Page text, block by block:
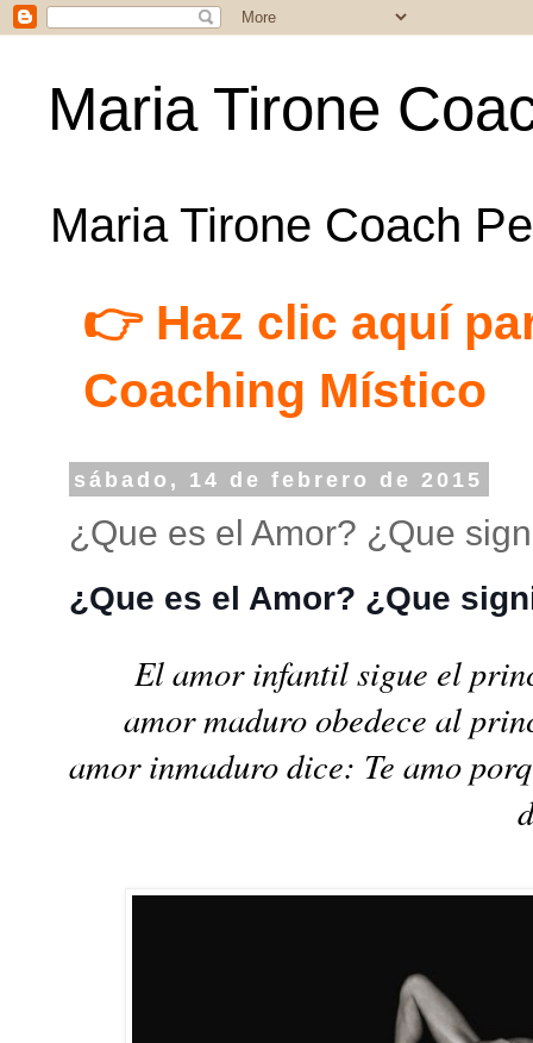
Maria Tirone
Maria Tirone Coach
👉 Haz clic aquí
Coaching Místico
sábado, 14 de febrero de 2015
¿Que es el Amor? ¿Que
¿Que es el Amor? ¿Que
El amor infantil sigue el
amor maduro obedece al
amor inmaduro dice: Te amo